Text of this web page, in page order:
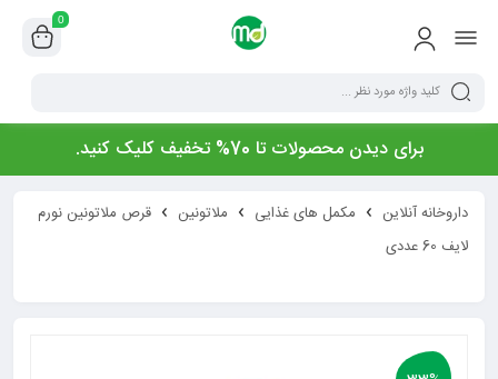
0
برای دیدن محصولات تا 70% تخفیف کلیک کنید.
داروخانه آنلاین مکمل های غذایی ملاتونین
قرص ملاتونین نورم
لایف 60 عددی